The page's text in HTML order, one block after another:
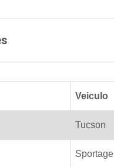
Veiculo
Tucson
Sportage